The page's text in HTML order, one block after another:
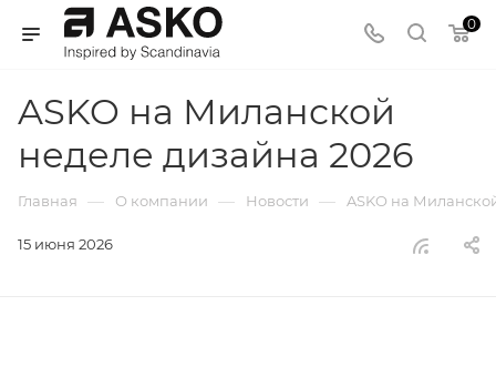
0
ASKO на Миланской
неделе дизайна 2026
Главная — О компании — Новости — ASKO на
15 июня 2026